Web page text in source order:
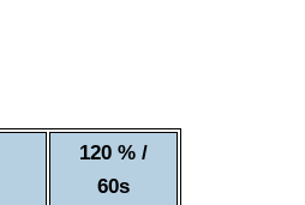
120 % /
60s